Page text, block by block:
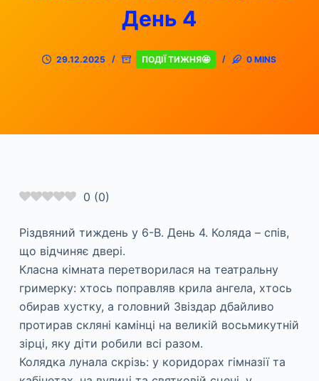
День 4
29.12.2025 ПОДІЇ ТИЖНЯ🤩 0 MINS
0 (0)
Різдвяний тиждень у 6-В. День 4. Коляда – спів,
що відчиняє двері.
Класна кімната перетворилася на театральну
гримерку: хтось поправляв крила ангела, хтось
обирав хустку, а головний Звіздар дбайливо
протирав скляні камінці на великій восьмикутній
зірці, яку діти робили всі разом.
Колядка лунала скрізь: у коридорах гімназії та